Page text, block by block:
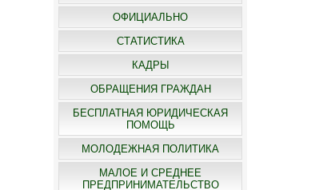
ОФИЦИАЛЬНО
СТАТИСТИКА
КАДРЫ
ОБРАЩЕНИЯ ГРАЖДАН
БЕСПЛАТНАЯ ЮРИДИЧЕСКАЯ
ПОМОЩЬ
МОЛОДЕЖНАЯ ПОЛИТИКА
МАЛОЕ И СРЕДНЕЕ
ПРЕДПРИНИМАТЕЛЬСТВО